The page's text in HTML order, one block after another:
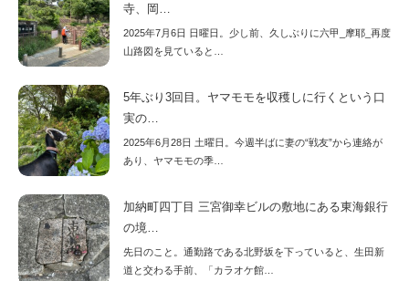
寺、岡…
2025年7月6日 日曜日。少し前、久しぶりに六甲_摩耶_再度
山路図を見ていると…
5年ぶり3回目。ヤマモモを収穫しに行くという口
実の…
2025年6月28日 土曜日。今週半ばに妻の“戦友”から連絡が
あり、ヤマモモの季…
加納町四丁目 三宮御幸ビルの敷地にある東海銀行
の境…
先日のこと。通勤路である北野坂を下っていると、生田新
道と交わる手前、「カラオケ館…